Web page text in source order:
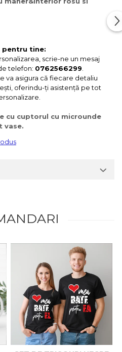
pentru tine:
scrie-ne un mesaj
telefon: 0762566299
va asigura că fiecare detaliu
oferindu-ți asistență pe tot
cu cuptorul cu microunde
vase.